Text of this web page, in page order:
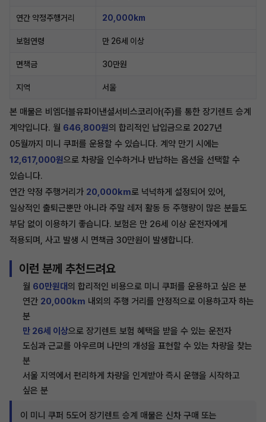
연간 약정주행거리 20,000km
보험연령 만 26세 이상
면책금 30만원
지역 서울
본 매물은 비엠더블유파이낸셜서비스코리아(주)를 통한 장기렌트 승계
계약입니다. 월 646,800원의 합리적인 납입금으로 2027년
05월까지 미니 쿠퍼를 운용할 수 있습니다. 계약 만기 시에는
12,617,000원으로 차량을 인수하거나 반납하는 옵션을 선택할 수
있습니다.
연간 약정 주행거리가 20,000km로 넉넉하게 설정되어 있어,
일상적인 출퇴근뿐만 아니라 주말 레저 활동 등 주행량이 많은 분들도
부담 없이 이용하기 좋습니다. 보험은 만 26세 이상 운전자에게
적용되며, 사고 발생 시 면책금 30만원이 발생합니다.
이런 분께 추천드려요
월 60만원대의 합리적인 비용으로 미니 쿠퍼를 운용하고 싶은 분
연간 20,000km 내외의 주행 거리를 안정적으로 이용하고자 하는
분
만 26세 이상으로 장기렌트 보험 혜택을 받을 수 있는 운전자
도심과 근교를 아우르며 나만의 개성을 표현할 수 있는 차량을 찾는
분
서울 지역에서 편리하게 차량을 인계받아 즉시 운행을 시작하고
싶은 분
이 미니 쿠퍼 5도어 장기렌트 승계 매물은 신차 구매 또는